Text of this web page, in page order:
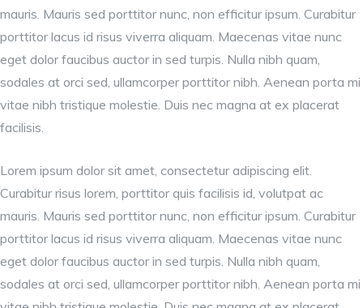
mauris. Mauris sed porttitor nunc, non efficitur ipsum. Curabitur
porttitor lacus id risus viverra aliquam. Maecenas vitae nunc
eget dolor faucibus auctor in sed turpis. Nulla nibh quam,
sodales at orci sed, ullamcorper porttitor nibh. Aenean porta mi
vitae nibh tristique molestie. Duis nec magna at ex placerat
facilisis.
Lorem ipsum dolor sit amet, consectetur adipiscing elit.
Curabitur risus lorem, porttitor quis facilisis id, volutpat ac
mauris. Mauris sed porttitor nunc, non efficitur ipsum. Curabitur
porttitor lacus id risus viverra aliquam. Maecenas vitae nunc
eget dolor faucibus auctor in sed turpis. Nulla nibh quam,
sodales at orci sed, ullamcorper porttitor nibh. Aenean porta mi